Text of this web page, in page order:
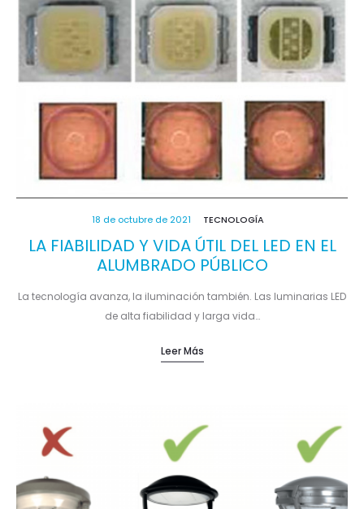
18 de octubre de 2021 TECNOLOGÍA
LA FIABILIDAD Y VIDA ÚTIL DEL LED EN EL
ALUMBRADO PÚBLICO
La tecnología avanza, la iluminación también. Las luminarias LED
de alta fiabilidad y larga vida…
Leer Más